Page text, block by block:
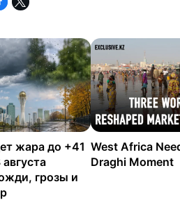
жара до +41
августа
грозы и
West Africa
Draghi Moment